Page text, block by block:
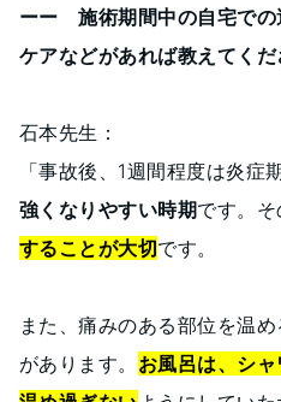
ーー 施術期間中の自宅での
ケアなどがあれば教えてくだ
石本先生：
「事故後、1週間程度は炎症
強くなりやすい時期です。
することが大切です。
また、痛みのある部位を温
があります。 お風呂は、シ